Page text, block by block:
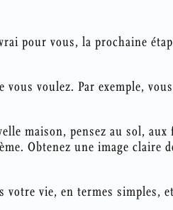
pour vous, la prochaine
vous voulez. Par exemple,
maison, pensez au sol,
Obtenez une image claire
vie, en termes simples,